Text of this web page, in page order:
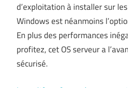
d’exploitation à installer sur
Windows est néanmoins
En plus des performances
profitez, cet OS serveur a
sécurisé.